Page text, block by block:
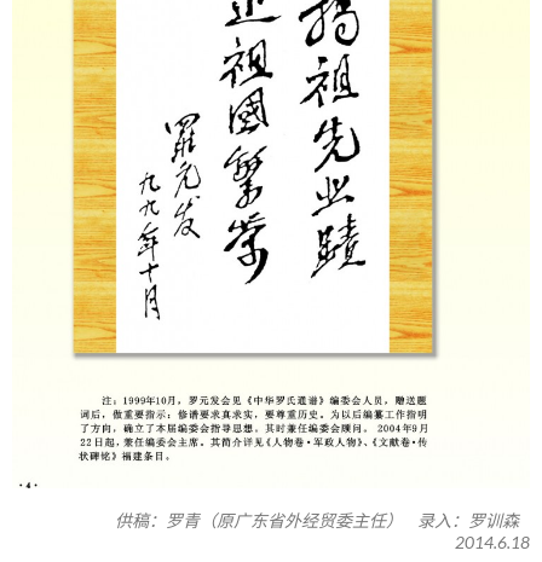
供稿：罗青（原广东省外经贸委主任） 录入：罗训森
2014.6.18